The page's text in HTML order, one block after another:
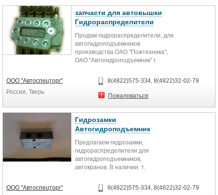
руб.
Марка
запчасти для автовышки
Гидрораспределители
Продам гидрораспределители, для
автогидроподъемников
производства ОАО "Пожтехника",
ОАО "Автогидроподъемник" г.
ОАО "КЭМЗ". Большой
ассортимент в наличии. Низкие
цены. Минимальные сроки.
ООО "Автоспецторг"
Россия, Тверь
8(4822)575-334, 8(4822)32-02-79
Пожаловаться
Гидрозамки
Автогидроподъемник
Предлагаем гидрозамки,
гидрораспределители для
автогидроподъемников,
автокранов. В наличии. т.
ООО "Автоспецторг"
8(4822)575-334, 8(4822)32-02-79